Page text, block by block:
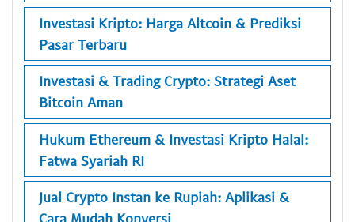
Investasi Kripto: Harga Altcoin & Prediksi
Pasar Terbaru
Investasi & Trading Crypto: Strategi Aset
Bitcoin Aman
Hukum Ethereum & Investasi Kripto Halal:
Fatwa Syariah RI
Jual Crypto Instan ke Rupiah: Aplikasi &
Cara Mudah Konversi